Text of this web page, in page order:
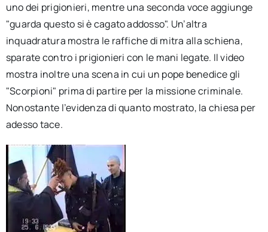
uno dei prigionieri, mentre una seconda voce aggiunge
"guarda questo si è cagato addosso". Un’altra
inquadratura mostra le raffiche di mitra alla schiena,
sparate contro i prigionieri con le mani legate. Il video
mostra inoltre una scena in cui un pope benedice gli
"Scorpioni" prima di partire per la missione criminale.
Nonostante l’evidenza di quanto mostrato, la chiesa per
adesso tace.